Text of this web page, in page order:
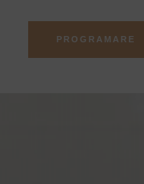
PROGRAMARE